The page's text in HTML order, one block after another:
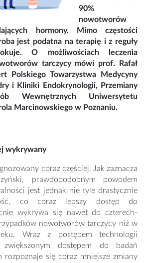
90%
nowotworów
hormony. Mimo częstości
jest podatna na terapię i z reguły
O możliwościach leczenia
tarczycy mówi prof. Rafał
Polskiego Towarzystwa Medycyny
i Kliniki Endokrynologii, Przemiany
Wewnętrznych Uniwersytetu
Marcinowskiego w Poznaniu.
wykrywany
coraz częściej. Jak zaznacza
prawdopodobnym powodem
jest jednak nie tyle drastycznie
co coraz lepszy dostęp do
wykrywa się nawet do czterech-
nowotworów tarczycy niż w
Wraz z postępem technologii
dostępem do badań
rozpoznaje się coraz mniejsze zmiany